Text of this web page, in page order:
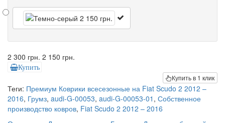
2 300 грн. 2 150 грн.
Купить
Купить в 1 клик
Теги: Премиум Коврики всесезонные на Fiat Scudo 2 2012 –
2016, Грумз, audi-G-00053, audi-G-00053-01 , Собственное
производство ковров, Fiat Scudo 2 2012 – 2016